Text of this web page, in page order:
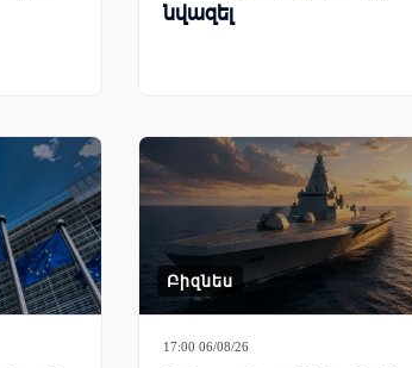
նվազել
Բիզնես
17:00 06/08/26